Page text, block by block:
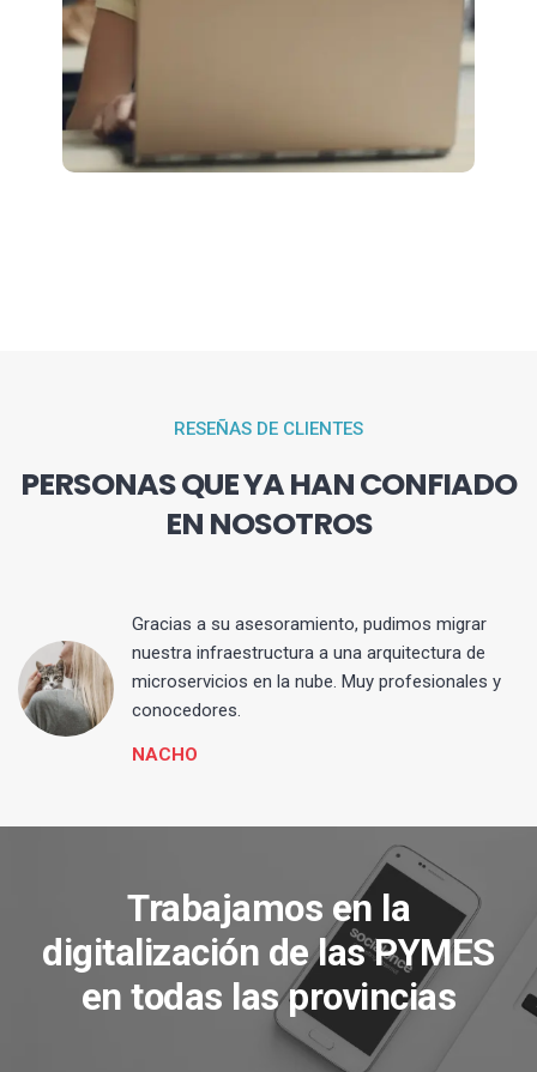
RESEÑAS DE CLIENTES
PERSONAS QUE YA HAN CONFIADO
EN NOSOTROS
Gracias a su asesoramiento, pudimos migrar
nuestra infraestructura a una arquitectura de
microservicios en la nube. Muy profesionales y
conocedores.
NACHO
Trabajamos en la
digitalización de las PYMES
en todas las provincias